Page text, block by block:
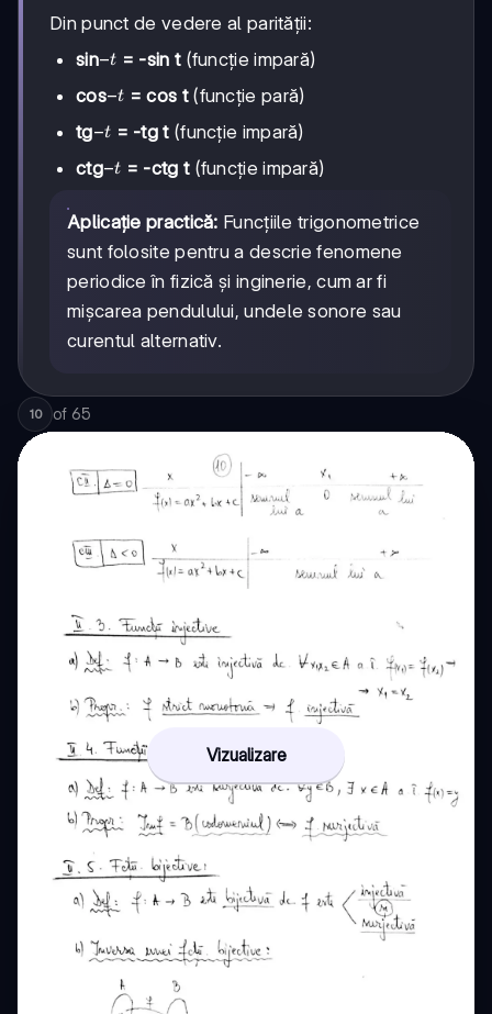
Din punct de vedere al parității:
sin-
−t = -sin t(funcție impară)
cos-
−t = cos t(funcție pară)
tg-
−t = -tg t(funcție impară)
ctg-
−t = -ctg t(funcție impară)
Aplicație practică: Funcțiile trigonometrice
sunt folosite pentru a descrie fenomene
periodice în fizică și inginerie, cum ar fi
mișcarea pendulului, undele sonore sau
curentul alternativ.
10 of 65
Vizualizare